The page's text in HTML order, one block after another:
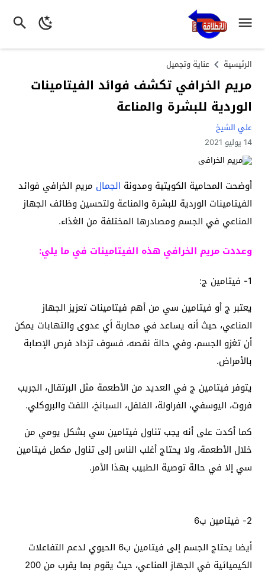
الرئيسية عناية وتجميل
مريم الخرافي تكشف فوائد الفيتامينات
الوردية للبشرة والمناعة
علي الشيخ
14 يوليو 2021
أوضحت المحامية الكويتية ومدونة الجمال مريم الخرافي فوائد
الفيتامينات الوردية للبشرة والمناعة ولتحسين وظائف الجهاز
المناعي في الجسم ومصادرها المختلفة من الغذاء.
وعددت مريم الخرافي هذه الفيتامينات في ما يلي:
1- فيتامين ج:
يعتبر ج أو فيتامين سي من أهم فيتامينات تعزيز الجهاز
المناعي، حيث أنه يساعد في محاربة أي عدوى والتهابات يمكن
أن تغزو الجسم، وفي حالة نقصه، فسوف تزداد فرص الإصابة
بالأمراض.
يتوفر فيتامين ج في العديد من الأطعمة مثل البرتقال، الجريب
فروت، اليوسفي، الفراولة، الفلفل، السبانخ، اللفت والبروكلي.
كما أكدت على أنه يجب تناول فيتامين سي بشكل يومي من
خلال الأطعمة، ولا يحتاج أغلب الناس إلى تناول مكمل فيتامين
سي إلا في حالة توصية الطبيب بهذا الأمر.
2- فيتامين ب6
أيضا يحتاج الجسم إلى فيتامين ب6 الحيوي لدعم التفاعلات
الكيميائية في الجهاز المناعي، حيث يقوم بما يقرب من 200